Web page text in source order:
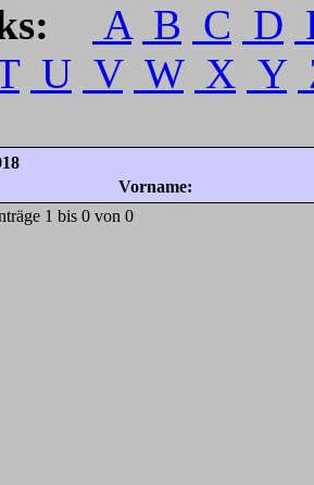
A B C D
U V W X Y
Vorname:
1 bis 0 von 0